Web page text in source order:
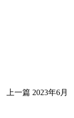
上一篇 2023年6月